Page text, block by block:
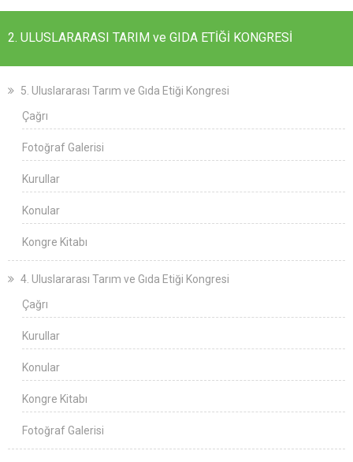
2. ULUSLARARASI TARIM ve GIDA ETİĞİ KONGRESİ
5. Uluslararası Tarım ve Gıda Etiği Kongresi
Çağrı
Fotoğraf Galerisi
Kurullar
Konular
Kongre Kitabı
4. Uluslararası Tarım ve Gıda Etiği Kongresi
Çağrı
Kurullar
Konular
Kongre Kitabı
Fotoğraf Galerisi